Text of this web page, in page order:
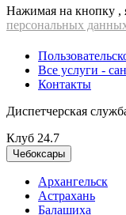
Нажимая на кнопку ,
персональных
Все услуги -
Контакты
Диспетчерская
Клуб 24.7
Чебоксары
Архангельск
Астрахань
Балашиха